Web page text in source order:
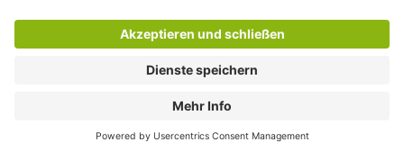
Datenschutzerklärung
Impressum